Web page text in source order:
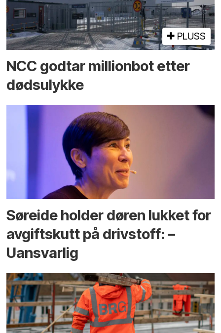
PLUSS
NCC godtar millionbot etter
dødsulykke
Søreide holder døren lukket for
avgiftskutt på drivstoff: –
Uansvarlig